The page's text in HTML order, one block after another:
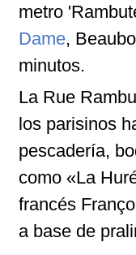
metro
Dame,
minutos.
La Rue
los parisinos
pescadería,
como «La
francés
a base de